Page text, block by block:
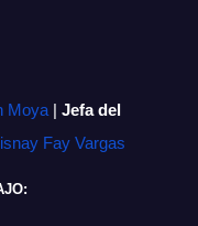
Moya | Jefa del
Fay Vargas